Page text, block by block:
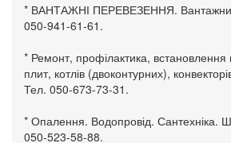
* ВАНТАЖНІ ПЕРЕВЕЗЕННЯ.
050-941-61-61.
* Ремонт, профілактика, встановлення
плит, котлів (двоконтурних),
Тел. 050-673-73-31.
* Опалення. Водопровід. Сантехніка.
050-523-58-88.